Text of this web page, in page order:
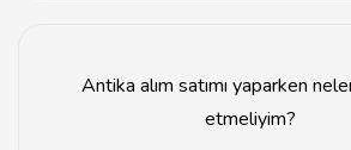
Antika alım satımı yaparken
etmeliyim?